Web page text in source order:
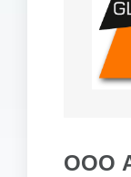
ООО